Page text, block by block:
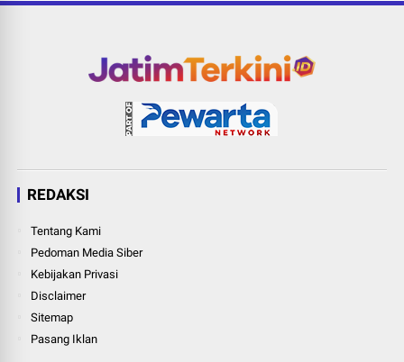
REDAKSI
Tentang Kami
Pedoman Media Siber
Kebijakan Privasi
Disclaimer
Sitemap
Pasang Iklan